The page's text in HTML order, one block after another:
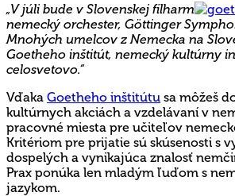
„V júli bude v Slovenskej filharm
nemecký orchester, Göttinger
Mnohých umelcov z Nemecka na
Goetheho inštitút, nemecký kultúrny
celosvetovo.“
Vďaka Goetheho inštitútu sa môžeš
kultúrnych akciách a vzdelávaní v
pracovné miesta pre učiteľov
Kritériom pre prijatie sú skúsenosti s
dospelých a vynikajúca znalosť
Prax ponúka len mladým ľuďom s
jazykom.